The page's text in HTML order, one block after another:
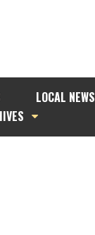
LOCAL NEWS